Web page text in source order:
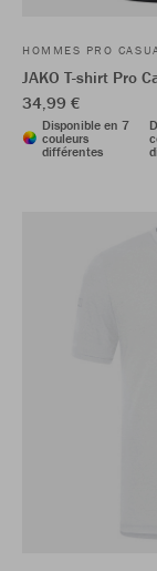
HOMMES PRO
JAKO T-shirt Pro
34,99 €
Disponible en 7
couleurs
différentes